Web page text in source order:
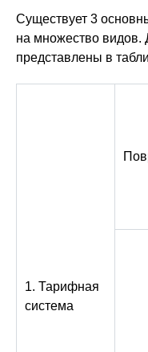
Существует 3
на множество видов.
представлены в
1. Тарифная
система